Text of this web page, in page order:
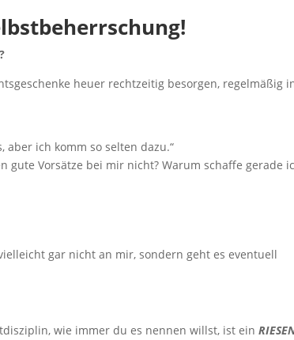
heuer rechtzeitig besorgen, regelmäßig
aber ich komm so selten dazu.“
Vorsätze bei mir nicht? Warum schaffe gerade
gar nicht an mir, sondern geht es eventuell
wie immer du es nennen willst, ist ein